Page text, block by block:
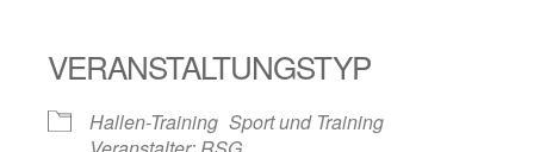
VERANSTALTUNGSTYP
Hallen-Training Sport und Training